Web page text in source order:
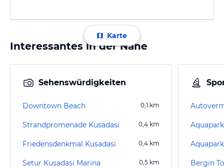
Karte
Interessantes in der Nähe
Sehenswürdigkeiten
Downtown Beach 0,1 km
Strandpromenade Kusadasi 0,4 km
Friedensdenkmal Kusadasi 0,4 km
Setur Kusadasi Marina 0,5 km Bergin